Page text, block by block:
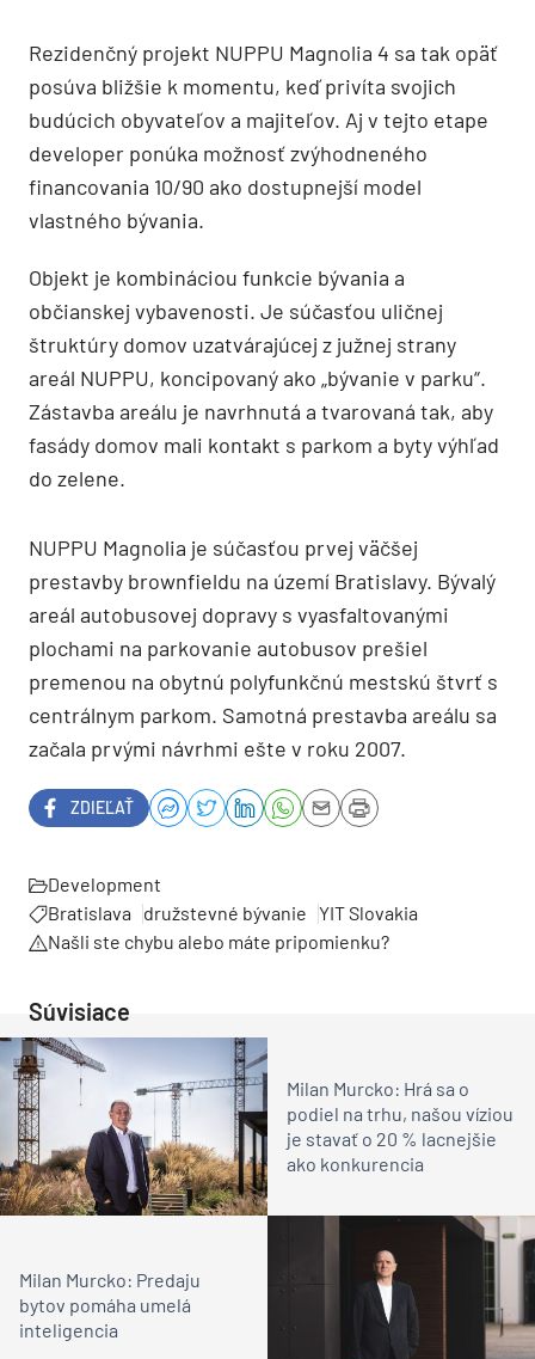
Rezidenčný projekt NUPPU Magnolia 4 sa tak opäť
posúva bližšie k momentu, keď privíta svojich
budúcich obyvateľov a majiteľov. Aj v tejto etape
developer ponúka možnosť zvýhodneného
financovania 10/90 ako dostupnejší model
vlastného bývania.
Objekt je kombináciou funkcie bývania a
občianskej vybavenosti. Je súčasťou uličnej
štruktúry domov uzatvárajúcej z južnej strany
areál NUPPU, koncipovaný ako „bývanie v parku“.
Zástavba areálu je navrhnutá a tvarovaná tak, aby
fasády domov mali kontakt s parkom a byty výhľad
do zelene.
NUPPU Magnolia je súčasťou prvej väčšej
prestavby brownfieldu na území Bratislavy. Bývalý
areál autobusovej dopravy s vyasfaltovanými
plochami na parkovanie autobusov prešiel
premenou na obytnú polyfunkčnú mestskú štvrť s
centrálnym parkom. Samotná prestavba areálu sa
začala prvými návrhmi ešte v roku 2007.
ZDIEĽAŤ
Development
Bratislava
družstevné bývanie YIT Slovakia
Našli ste chybu alebo máte pripomienku?
Súvisiace
Milan Murcko: Hrá sa o
podiel na trhu, našou víziou
je stavať o 20 % lacnejšie
ako konkurencia
Milan Murcko: Predaju
bytov pomáha umelá
inteligencia